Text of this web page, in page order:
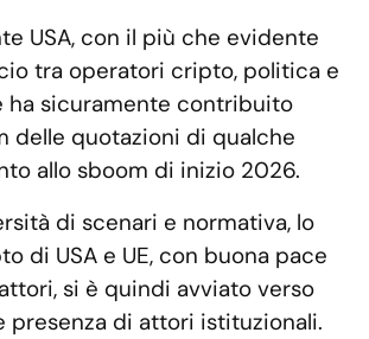
USA, con il più che evidente
tra operatori cripto, politica e
ha sicuramente contribuito
delle quotazioni di qualche
allo sboom di inizio 2026.
di scenari e normativa, lo
di USA e UE, con buona pace
si è quindi avviato verso
presenza di attori istituzionali.